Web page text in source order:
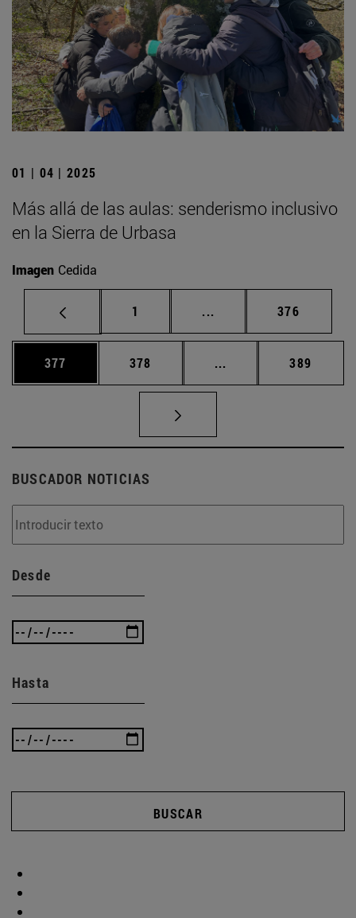
01 | 04 | 2025
Más allá de las aulas: senderismo inclusivo
en la Sierra de Urbasa
Imagen Cedida
Página
1 ... Páginas intermedias
Página
376
Página
377 Página
378 ... Páginas intermedias
Página
389
BUSCADOR NOTICIAS
Desde
Hasta
BUSCAR